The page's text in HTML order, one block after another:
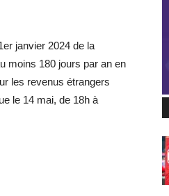
janvier 2024 de la
moins 180 jours par an en
les revenus étrangers
le 14 mai, de 18h à